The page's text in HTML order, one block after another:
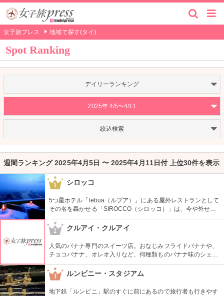
女子旅プレス 地域で探す(タイ)
Spot Ranking
デイリーランキング
2025年 4/5〜4/11
絞込検索
週間ランキング 2025年4月5日 〜 2025年4月11日付 上位30件を表示
1 シロッコ
5つ星ホテル「lebua（ルブア）」にある屋外レストランとして
その名を轟かせる「SIROCCO（シロッコ）」は、今や外せな
いバンコクの名所。お値段は高めだけれれども、素晴らしい夜
景と雰囲気は必見。バーは予約不要だが、レストラン早めに予
約を。
2 クルアイ・クルアイ
人気のバナナ専門のスイーツ店。おなじみフライドバナナや、
チョコバナナ、オレオ入りなど、何種類ものバナナ味のシェイ
クなど品ぞろえも豊富。バナナ好きなあなたもそうでないあな
たも、サイアムにきたら是非寄ってみよう。
3 ルンビニー・スタジアム
地下鉄「ルンビニ」駅のすぐに前にあるので旅行者も行きやす